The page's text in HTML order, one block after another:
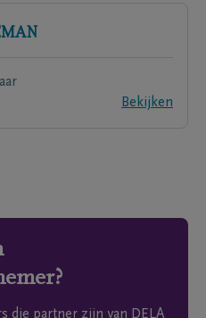
Bekijken
die partner zijn van DELA